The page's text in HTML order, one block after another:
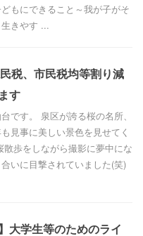
もにできること～我が子がそ
きやす ...
税、市民税均等割り減
す
です。 泉区が誇る桜の名所、
見事に美しい景色を見せてく
歩をしながら撮影に夢中にな
いに目撃されていました(笑)
大学生等のためのライ